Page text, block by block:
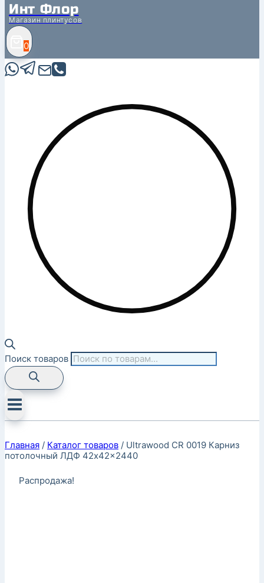
Инт Флор
Магазин плинтусов
0
Поиск товаров
Главная / Каталог товаров / Ultrawood CR 0019 Карниз
потолочный ЛДФ 42x42x2440
Распродажа!